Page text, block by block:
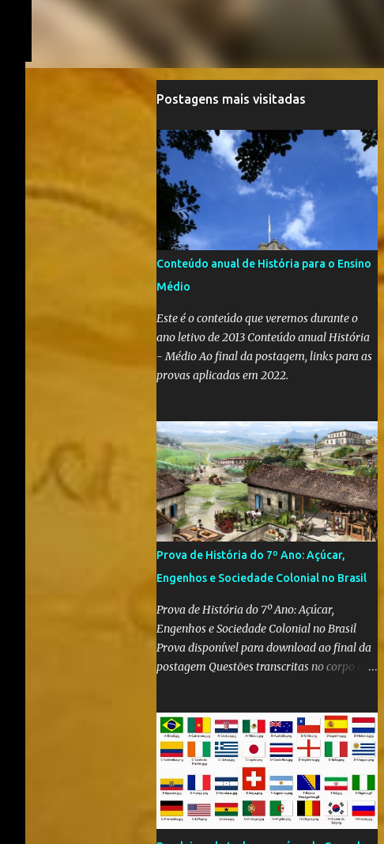
Postagens mais visitadas
Conteúdo anual de História para o Ensino
Médio
Este é o conteúdo que veremos durante o
ano letivo de 2013 Conteúdo anual História
- Médio Ao final da postagem, links para as
provas aplicadas em 2022.
Prova de História do 7º Ano: Açúcar,
Engenhos e Sociedade Colonial no Brasil
Prova de História do 7º Ano: Açúcar,
Engenhos e Sociedade Colonial no Brasil
Prova disponível para download ao final da
postagem Questões transcritas no corpo da